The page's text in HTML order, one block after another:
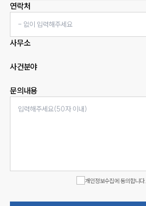
연락처
사무소
사건분야
문의내용
개인정보수집에 동의합니다.